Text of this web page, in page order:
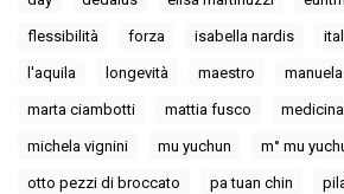
flessibilità forza isabella nardis
l'aquila longevità maestro
marta ciambotti mattia fusco
michela vignini mu yuchun m° mu
otto pezzi di broccato pa tuan chin